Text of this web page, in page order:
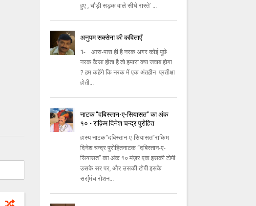
हुए , चौड़ी सड़क वाले सीधे रास्ते’ ...
अनुपम सक्सेना की कविताएँ
1- आस-पास ही है नरक अगर कोई पूछे
नरक कैसा होता है तो हमारा क्या जवाब होगा
? हम कहेंगे कि नरक में एक अंतहीन प्रतीक्षा
होती...
नाटक “दबिस्तान-ए-सियासत” का अंक
१० - राक़िम दिनेश चन्द्र पुरोहित
हास्य नाटक“दबिस्तान-ए-सियासत”राक़िम
दिनेश चन्द्र पुरोहितनाटक “दबिस्तान-ए-
सियासत” का अंक १० मंज़र एक इसकी टोपी
उसके सर पर, और उसकी टोपी इसके
सर[मंच रोशन...